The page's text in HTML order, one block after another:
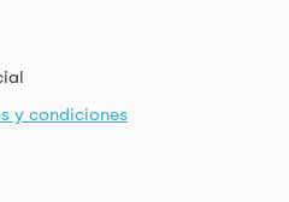
y condiciones